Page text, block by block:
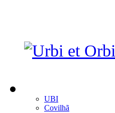
UBI
Covilhã